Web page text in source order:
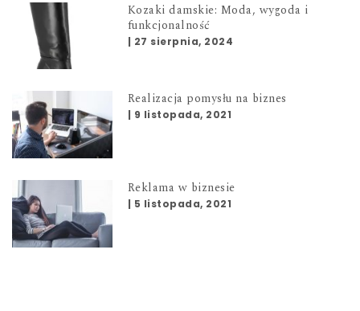
Kozaki damskie: Moda, wygoda i
funkcjonalność
| 27 sierpnia, 2024
Realizacja pomysłu na biznes
| 9 listopada, 2021
Reklama w biznesie
| 5 listopada, 2021